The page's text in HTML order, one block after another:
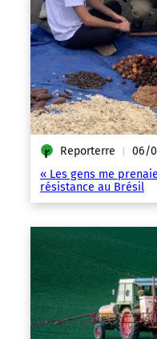
Reporterre | 06/
« Les gens me
résistance au Brésil